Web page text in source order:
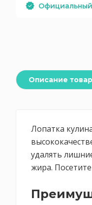
Описание
Лопатка
удалять
жира.